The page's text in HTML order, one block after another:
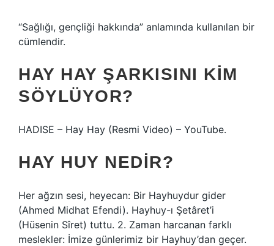
“Sağlığı, gençliği hakkında” anlamında kullanılan bir
cümlendir.
HAY HAY ŞARKISINI KIM
SÖYLÜYOR?
HADISE – Hay Hay (Resmi Video) – YouTube.
HAY HUY NEDIR?
Her ağzın sesi, heyecan: Bir Hayhuydur gider
(Ahmed Midhat Efendi). Hayhuy-ı Şetâret’i
(Hüsenin Sîret) tuttu. 2. Zaman harcanan farklı
meslekler: İmize günlerimiz bir Hayhuy’dan geçer.